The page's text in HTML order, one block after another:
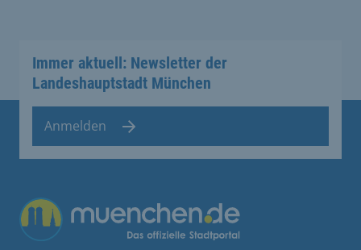
Immer aktuell: Newsletter der
Landeshauptstadt München
Anmelden